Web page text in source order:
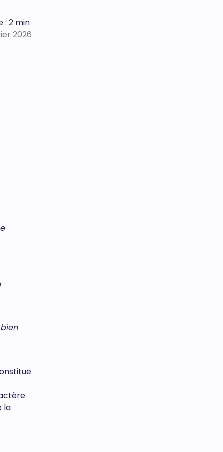
: 2 min
2026
la